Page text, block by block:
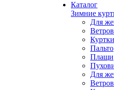
Каталог
Зимние
Для
Куртки
Пальто
Плащи
Для